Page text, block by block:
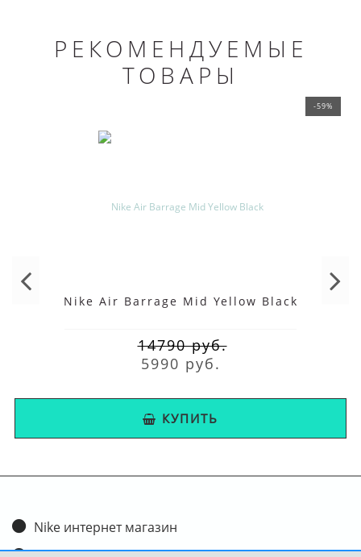
РЕКОМЕНДУЕМЫЕ
ТОВАРЫ
-59%
Nike Air Barrage Mid Yellow Black
14790 руб.
5990 руб.
КУПИТЬ
Nike интернет магазин